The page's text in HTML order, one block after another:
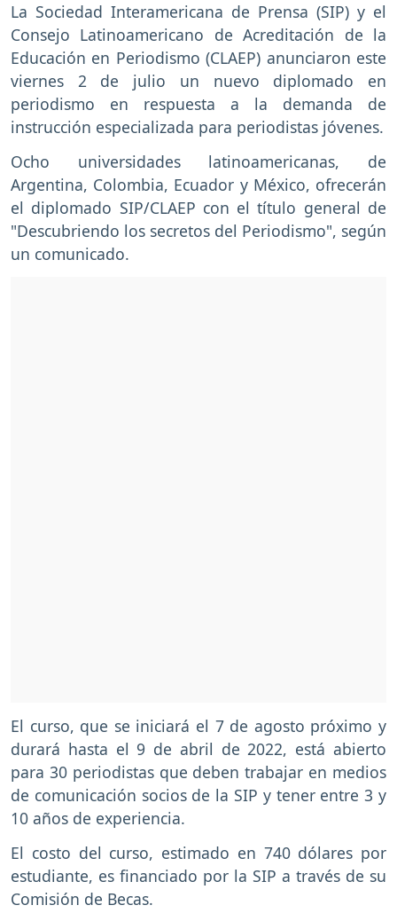
La Sociedad Interamericana de Prensa (SIP) y el
Consejo Latinoamericano de Acreditación de la
Educación en Periodismo (CLAEP) anunciaron este
viernes 2 de julio un nuevo diplomado en
periodismo en respuesta a la demanda de
instrucción especializada para periodistas jóvenes.
Ocho universidades latinoamericanas, de
Argentina, Colombia, Ecuador y México, ofrecerán
el diplomado SIP/CLAEP con el título general de
"Descubriendo los secretos del Periodismo", según
un comunicado.
El curso, que se iniciará el 7 de agosto próximo y
durará hasta el 9 de abril de 2022, está abierto
para 30 periodistas que deben trabajar en medios
de comunicación socios de la SIP y tener entre 3 y
10 años de experiencia.
El costo del curso, estimado en 740 dólares por
estudiante, es financiado por la SIP a través de su
Comisión de Becas.